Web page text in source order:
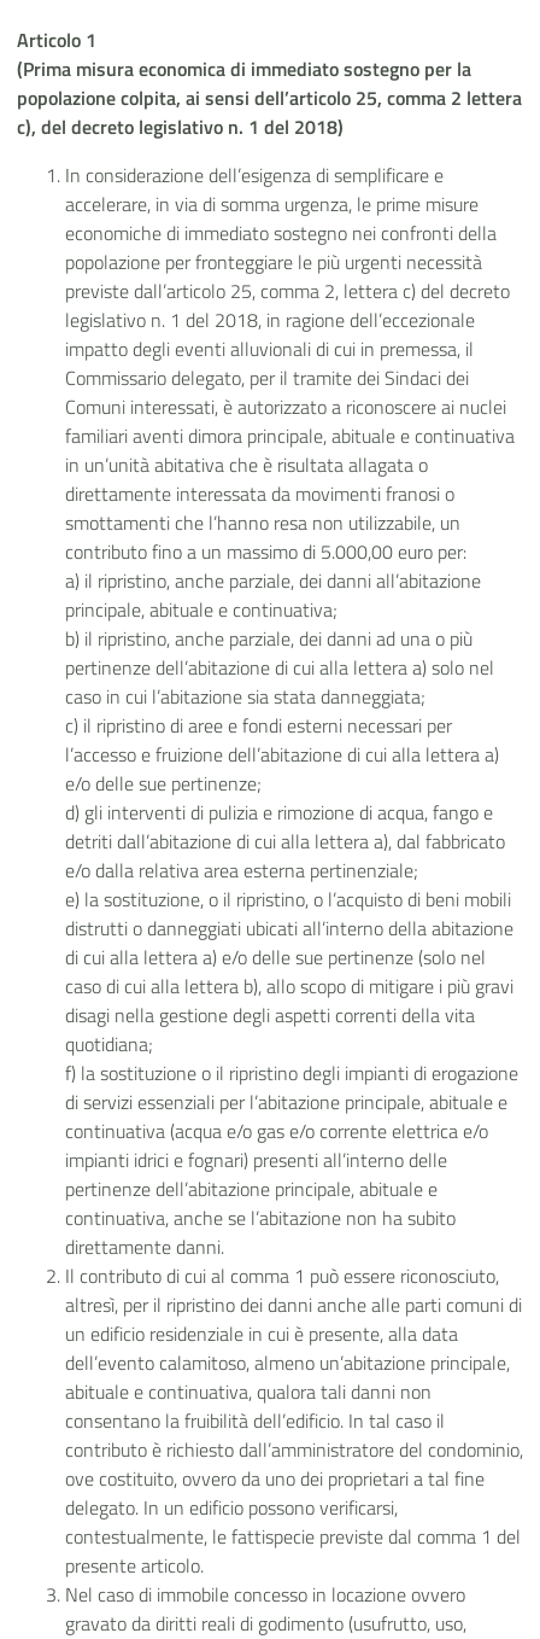
Articolo 1
(Prima misura economica di immediato sostegno per la
popolazione colpita, ai sensi dell’articolo 25, comma 2 lettera
c), del decreto legislativo n. 1 del 2018)
In considerazione dell’esigenza di semplificare e
accelerare, in via di somma urgenza, le prime misure
economiche di immediato sostegno nei confronti della
popolazione per fronteggiare le più urgenti necessità
previste dall’articolo 25, comma 2, lettera c) del decreto
legislativo n. 1 del 2018, in ragione dell’eccezionale
impatto degli eventi alluvionali di cui in premessa, il
Commissario delegato, per il tramite dei Sindaci dei
Comuni interessati, è autorizzato a riconoscere ai nuclei
familiari aventi dimora principale, abituale e continuativa
in un’unità abitativa che è risultata allagata o
direttamente interessata da movimenti franosi o
smottamenti che l’hanno resa non utilizzabile, un
contributo fino a un massimo di 5.000,00 euro per:
a) il ripristino, anche parziale, dei danni all’abitazione
principale, abituale e continuativa;
b) il ripristino, anche parziale, dei danni ad una o più
pertinenze dell’abitazione di cui alla lettera a) solo nel
caso in cui l’abitazione sia stata danneggiata;
c) il ripristino di aree e fondi esterni necessari per
l’accesso e fruizione dell’abitazione di cui alla lettera a)
e/o delle sue pertinenze;
d) gli interventi di pulizia e rimozione di acqua, fango e
detriti dall’abitazione di cui alla lettera a), dal fabbricato
e/o dalla relativa area esterna pertinenziale;
e) la sostituzione, o il ripristino, o l’acquisto di beni mobili
distrutti o danneggiati ubicati all’interno della abitazione
di cui alla lettera a) e/o delle sue pertinenze (solo nel
caso di cui alla lettera b), allo scopo di mitigare i più gravi
disagi nella gestione degli aspetti correnti della vita
quotidiana;
f) la sostituzione o il ripristino degli impianti di erogazione
di servizi essenziali per l’abitazione principale, abituale e
continuativa (acqua e/o gas e/o corrente elettrica e/o
impianti idrici e fognari) presenti all’interno delle
pertinenze dell’abitazione principale, abituale e
continuativa, anche se l’abitazione non ha subito
direttamente danni.
Il contributo di cui al comma 1 può essere riconosciuto,
altresì, per il ripristino dei danni anche alle parti comuni di
un edificio residenziale in cui è presente, alla data
dell’evento calamitoso, almeno un’abitazione principale,
abituale e continuativa, qualora tali danni non
consentano la fruibilità dell’edificio. In tal caso il
contributo è richiesto dall’amministratore del condominio,
ove costituito, ovvero da uno dei proprietari a tal fine
delegato. In un edificio possono verificarsi,
contestualmente, le fattispecie previste dal comma 1 del
presente articolo.
Nel caso di immobile concesso in locazione ovvero
gravato da diritti reali di godimento (usufrutto, uso,